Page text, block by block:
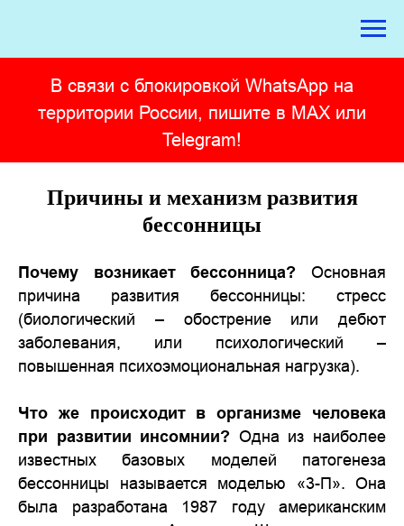
В связи с блокировкой WhatsApp на
территории России, пишите в MAX или
Telegram!
Причины и механизм развития
бессонницы
Почему возникает бессонница? Основная
причина развития бессонницы: стресс
(биологический – обострение или дебют
заболевания, или психологический –
повышенная психоэмоциональная нагрузка).
Что же происходит в организме человека
при развитии инсомнии? Одна из наиболее
известных базовых моделей патогенеза
бессонницы называется моделью «3-П». Она
была разработана 1987 году американским